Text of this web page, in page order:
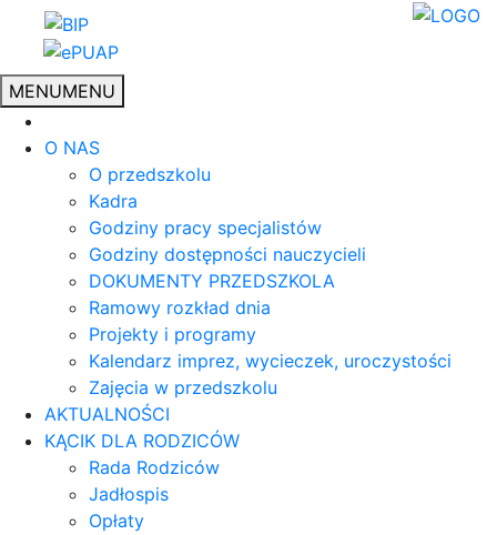
MENUMENU
O NAS
O przedszkolu
Kadra
Godziny pracy specjalistów
Godziny dostępności nauczycieli
DOKUMENTY PRZEDSZKOLA
Ramowy rozkład dnia
Projekty i programy
Kalendarz imprez, wycieczek, uroczystości
Zajęcia w przedszkolu
AKTUALNOŚCI
KĄCIK DLA RODZICÓW
Rada Rodziców
Jadłospis
Opłaty